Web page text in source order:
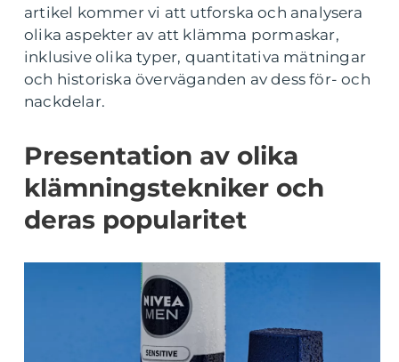
artikel kommer vi att utforska och analysera
olika aspekter av att klämma pormaskar,
inklusive olika typer, quantitativa mätningar
och historiska överväganden av dess för- och
nackdelar.
Presentation av olika
klämningstekniker och
deras popularitet